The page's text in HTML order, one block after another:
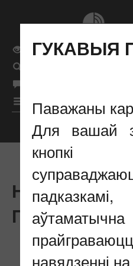
ГУКАВЫЯ
Паважаны
Для вашай
аўтаматычна
навядзенні
Звычайная версія сайта
Меню
Налады
НАВIНЫ : #80
ПЕРАМОГІ